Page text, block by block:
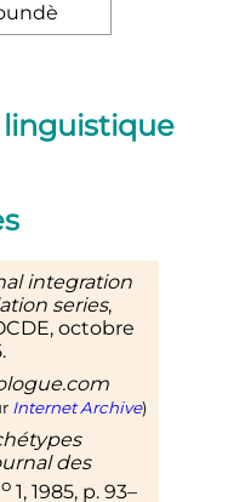
integration
series,
octobre
.
Internet Archive)
des
o 1, 1985, p. 93–